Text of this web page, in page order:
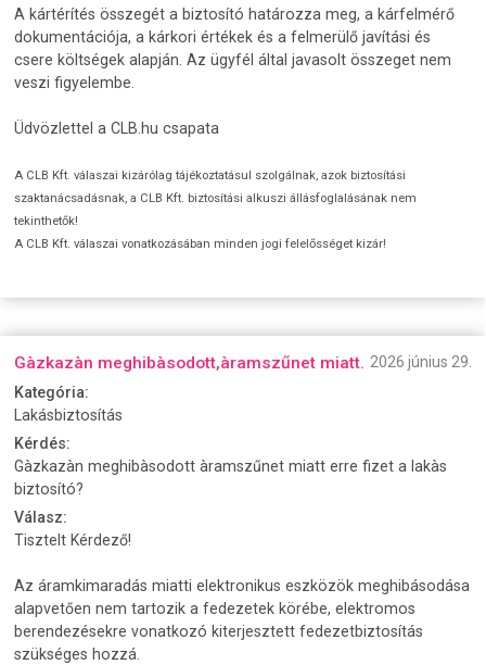
A kártérítés összegét a biztosító határozza meg, a kárfelmérő
dokumentációja, a kárkori értékek és a felmerülő javítási és
csere költségek alapján. Az ügyfél által javasolt összeget nem
veszi figyelembe.
Üdvözlettel a CLB.hu csapata
A CLB Kft. válaszai kizárólag tájékoztatásul szolgálnak, azok biztosítási
szaktanácsadásnak, a CLB Kft. biztosítási alkuszi állásfoglalásának nem
tekinthetők!
A CLB Kft. válaszai vonatkozásában minden jogi felelősséget kizár!
Gàzkazàn meghibàsodott,àramszűnet miatt. 2026 június 29.
Kategória:
Lakásbiztosítás
Kérdés:
Gàzkazàn meghibàsodott àramszűnet miatt erre fizet a lakàs
biztosító?
Válasz:
Tisztelt Kérdező!
Az áramkimaradás miatti elektronikus eszközök meghibásodása
alapvetően nem tartozik a fedezetek körébe, elektromos
berendezésekre vonatkozó kiterjesztett fedezetbiztosítás
szükséges hozzá.